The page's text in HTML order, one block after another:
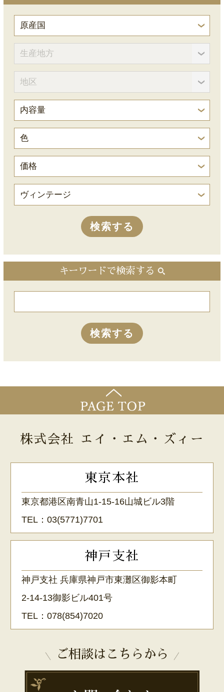
キーワードで検索する
株式会社 エイ・エム・ズィー
東京本社
東京都港区南青山1-15-16山城ビル3階
TEL：03(5771)7701
神戸支社
神戸支社 兵庫県神戸市東灘区御影本町
2-14-13御影ビル401号
TEL：078(854)7020
ご相談はこちらから